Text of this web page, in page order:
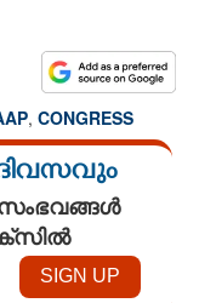
, CONGRESS
ദിവസവും